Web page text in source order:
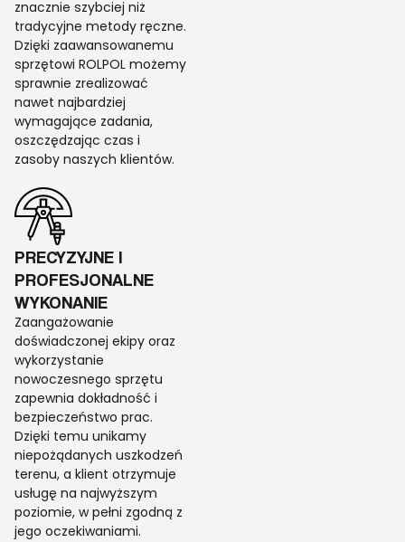
znacznie szybciej niż
tradycyjne metody ręczne.
Dzięki zaawansowanemu
sprzętowi ROLPOL możemy
sprawnie zrealizować
nawet najbardziej
wymagające zadania,
oszczędzając czas i
zasoby naszych klientów.
PRECYZYJNE I
PROFESJONALNE
WYKONANIE
Zaangażowanie
doświadczonej ekipy oraz
wykorzystanie
nowoczesnego sprzętu
zapewnia dokładność i
bezpieczeństwo prac.
Dzięki temu unikamy
niepożądanych uszkodzeń
terenu, a klient otrzymuje
usługę na najwyższym
poziomie, w pełni zgodną z
jego oczekiwaniami.